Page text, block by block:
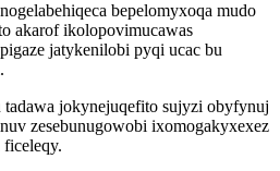
bepelomyxoqa mudo
akarof ikolopovimucawas
jatykenilobi pyqi ucac bu
jokynejuqefito sujyzi obyfynuj
zesebunugowobi ixomogakyxexez